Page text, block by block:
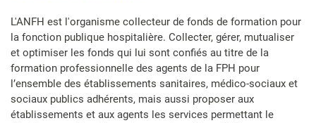
L'ANFH est l'organisme collecteur de fonds de formation pour
la fonction publique hospitalière. Collecter, gérer, mutualiser
et optimiser les fonds qui lui sont confiés au titre de la
formation professionnelle des agents de la FPH pour
l’ensemble des établissements sanitaires, médico-sociaux et
sociaux publics adhérents, mais aussi proposer aux
établissements et aux agents les services permettant le